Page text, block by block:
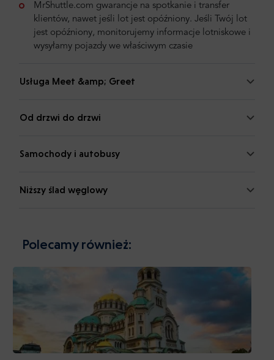
MrShuttle.com gwarancje na spotkanie i transfer
klientów, nawet jeśli lot jest opóźniony. Jeśli Twój lot
jest opóźniony, monitorujemy informacje lotniskowe i
wysyłamy pojazdy we właściwym czasie
Usługa Meet &amp; Greet
Od drzwi do drzwi
Samochody i autobusy
Niższy ślad węglowy
Polecamy również: